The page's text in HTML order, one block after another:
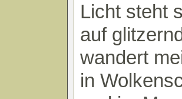
Licht steht
auf
wandert
in